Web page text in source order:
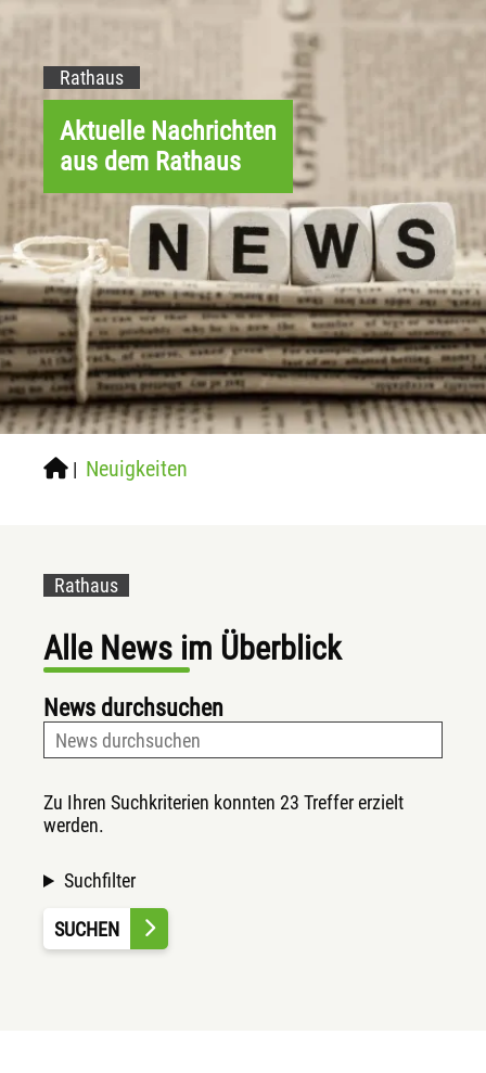
Rathaus
Aktuelle Nachrichten
aus dem Rathaus
| Neuigkeiten
Rathaus
Alle News im Überblick
News durchsuchen
Zu Ihren Suchkriterien konnten 23 Treffer erzielt
werden.
Suchfilter
SUCHEN